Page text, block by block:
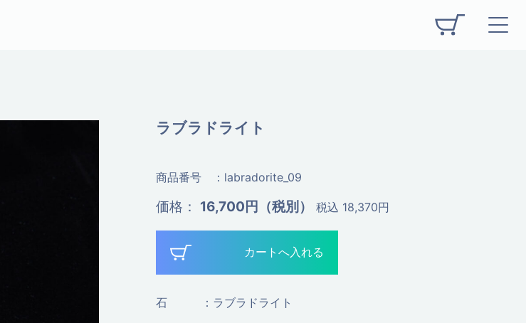
ラブラドライト
商品番号 ：labradorite_09
価格 ： 16,700円（税別） 税込 18,370円
石
：ラブラドライト